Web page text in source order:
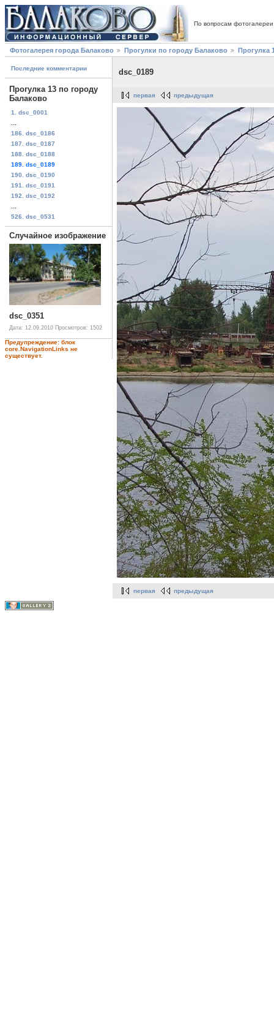
По вопросам
Фотогалерея города Балаково Прогулки по городу Балаково Прогулка
Последние комментарии
Прогулка 13 по городу
Балаково
1. dsc_0001
186. dsc_0186
187. dsc_0187
188. dsc_0188
189. dsc_0189
190. dsc_0190
191. dsc_0191
192. dsc_0192
526. dsc_0531
Случайное изображение
dsc_0351
Дата: 12.09.2010 Просмотров: 1502
Предупреждение: блок
core.NavigationLinks не
существует.
dsc_0189
первая предыдущая
первая предыдущая